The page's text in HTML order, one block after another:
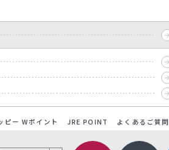
ピー Wポイント JRE POINT よくあるご質問